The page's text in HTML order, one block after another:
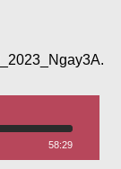
58:29